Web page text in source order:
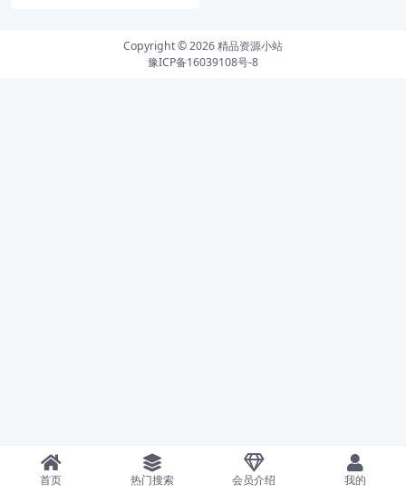
Copyright © 2026精品资源小站
豫ICP备16039108号-8
首页 热门搜索 会员介绍 我的